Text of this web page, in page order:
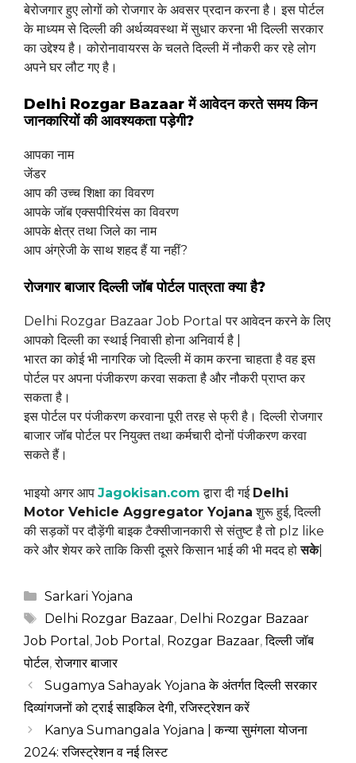
बेरोजगार हुए लोगों को रोजगार के अवसर प्रदान करना है। इस पोर्टल
के माध्यम से दिल्ली की अर्थव्यवस्था में सुधार करना भी दिल्ली सरकार
का उद्देश्य है। कोरोनावायरस के चलते दिल्ली में नौकरी कर रहे लोग
अपने घर लौट गए है।
Delhi Rozgar Bazaar में आवेदन करते समय किन
जानकारियों की आवश्यकता पड़ेगी?
आपका नाम
जेंडर
आप की उच्च शिक्षा का विवरण
आपके जॉब एक्सपीरियंस का विवरण
आपके क्षेत्र तथा जिले का नाम
आप अंग्रेजी के साथ शहद हैं या नहीं?
रोजगार बाजार दिल्ली जॉब पोर्टल पात्रता क्या है?
Delhi Rozgar Bazaar Job Portal पर आवेदन करने के लिए
आपको दिल्ली का स्थाई निवासी होना अनिवार्य है |
भारत का कोई भी नागरिक जो दिल्ली में काम करना चाहता है वह इस
पोर्टल पर अपना पंजीकरण करवा सकता है और नौकरी प्राप्त कर
सकता है।
इस पोर्टल पर पंजीकरण करवाना पूरी तरह से फ्री है। दिल्ली रोजगार
बाजार जॉब पोर्टल पर नियुक्त तथा कर्मचारी दोनों पंजीकरण करवा
सकते हैं।
भाइयो अगर आप Jagokisan.com द्वारा दी गई Delhi
Motor Vehicle Aggregator Yojana शुरू हुई, दिल्ली
की सड़कों पर दौड़ेंगी बाइक टैक्सीजानकारी से संतुष्ट है तो plz like
करे और शेयर करे ताकि किसी दूसरे किसान भाई की भी मदद होसके|
Categories
Sarkari Yojana
Tags
Delhi Rozgar Bazaar, Delhi Rozgar Bazaar
Job Portal ,Job Portal , Rozgar Bazaar,दिल्ली जॉब
पोर्टल,रोजगार बाजार
Sugamya Sahayak Yojana के अंतर्गत दिल्ली सरकार
दिव्यांगजनों को ट्राई साइकिल देगी, रजिस्ट्रेशन करें
Kanya Sumangala Yojana | कन्या सुमंगला योजना
2024: रजिस्ट्रेशन व नई लिस्ट